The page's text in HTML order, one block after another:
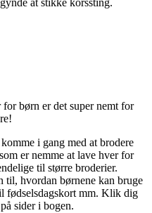
børn er det super nemt for
i gang med at brodere
er nemme at lave hver for
til større broderier.
til, hvordan børnene kan bruge
fødselsdagskort mm. Klik dig
sider i bogen.